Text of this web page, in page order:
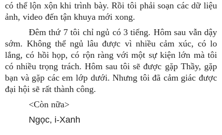
có thể lộn xộn khi trình bày. Rồi tôi phải soạn các dữ liệu
ảnh, video đến tận khuya mới xong.
Đêm thứ 7 tôi chỉ ngủ có 3 tiếng. Hôm sau vẫn dậy
sớm. Không thể ngủ lâu được vì nhiều cảm xúc, có lo
lắng, có hồi họp, có rộn ràng với một sự kiện lớn mà tôi
có nhiều trọng trách. Hôm sau tôi sẽ được gặp Thầy, gặp
bạn và gặp các em lớp dưới. Nhưng tôi đã cảm giác được
đại hội sẽ rất thành công.
<Còn nữa>
Ngọc, i-Xanh